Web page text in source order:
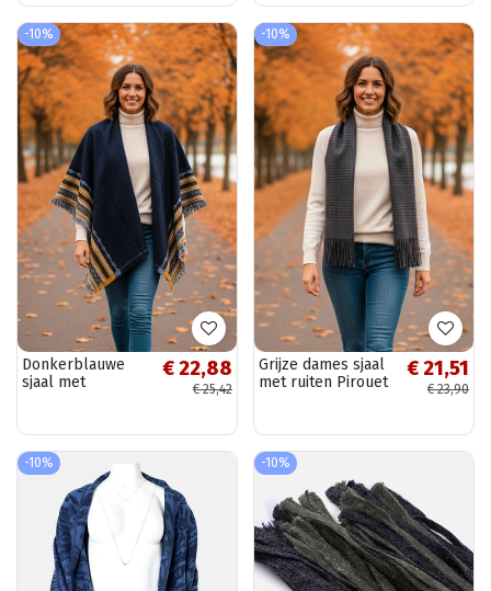
-10%
Donkerblauwe
sjaal met
€ 22,88
€ 25,42
-10%
Grijze dames sjaal
met ruiten Pirouet
€ 21,51
€ 23,90
-10% -10%